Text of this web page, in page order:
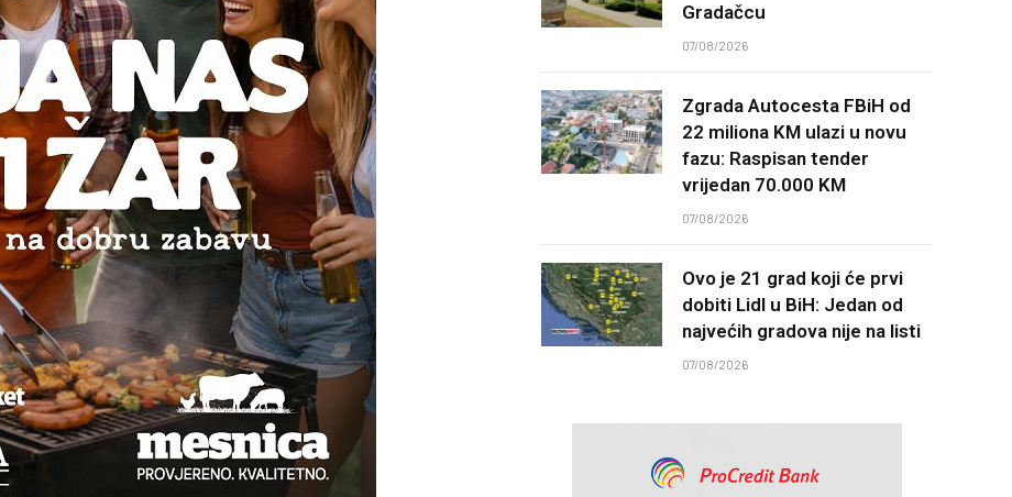
Gradačcu
07/08/2026
Zgrada Autocesta FBiH od
22 miliona KM ulazi u novu
fazu: Raspisan tender
vrijedan 70.000 KM
07/08/2026
Ovo je 21 grad koji će prvi
dobiti Lidl u BiH: Jedan od
najvećih gradova nije na listi
07/08/2026